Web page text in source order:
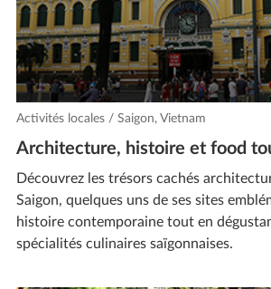
Activités locales / Saigon, Vietnam
Architecture, histoire et food
Découvrez les trésors cachés
Saigon, quelques uns de ses sites
histoire contemporaine tout en
spécialités culinaires saïgonnaises.